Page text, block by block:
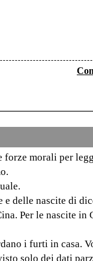
forze morali per
e delle nascite di
Per le nascite in
i furti in casa.
solo dei dati